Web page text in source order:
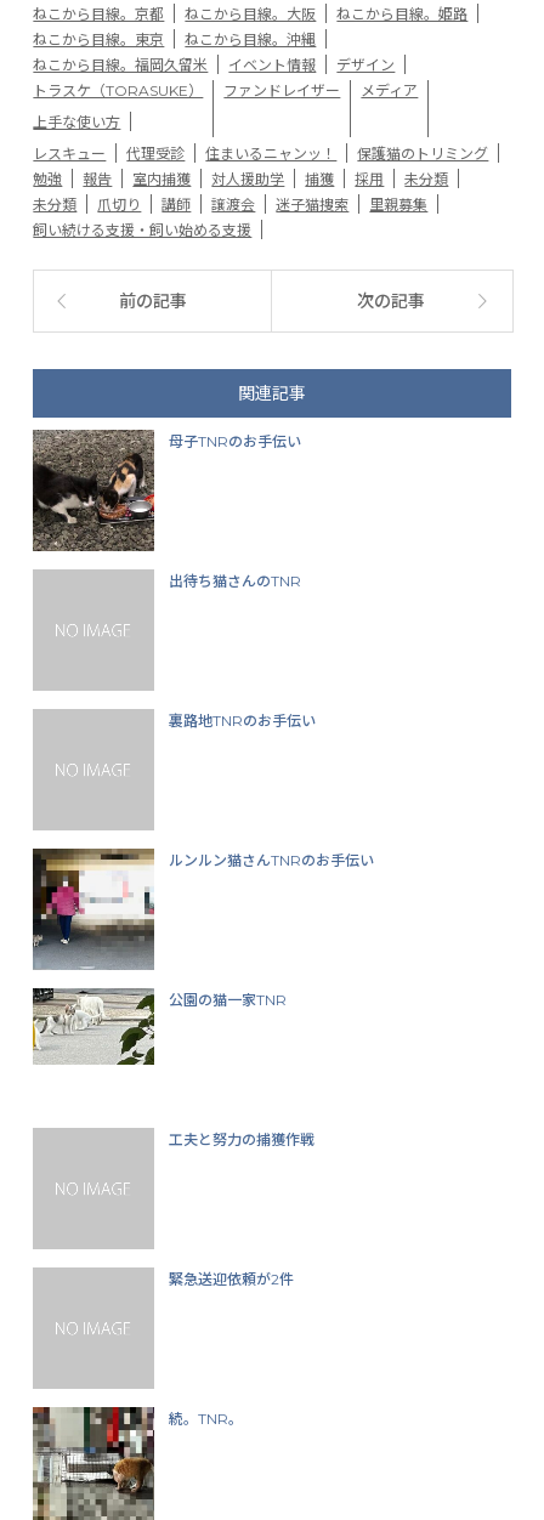
ねこから目線。京都
ねこから目線。大阪
ねこから目線。姫路
ねこから目線。東京
ねこから目線。沖縄
ねこから目線。福岡久留米
イベント情報
デザイン
トラスケ（TORASUKE）
上手な使い方
ファンドレイザー メディア
レスキュー 代理受診 住まいるニャンッ！
保護猫のトリミング
勉強
報告 室内捕獲 対人援助学 捕獲 採用
未分類
未分類
爪切り 講師 譲渡会 迷子猫捜索
里親募集
飼い続ける支援・飼い始める支援
前の記事 次の記事
関連記事
母子TNRのお手伝い
出待ち猫さんのTNR
裏路地TNRのお手伝い
ルンルン猫さんTNRのお手伝い
公園の猫一家TNR
工夫と努力の捕獲作戦
緊急送迎依頼が2件
続。TNR。